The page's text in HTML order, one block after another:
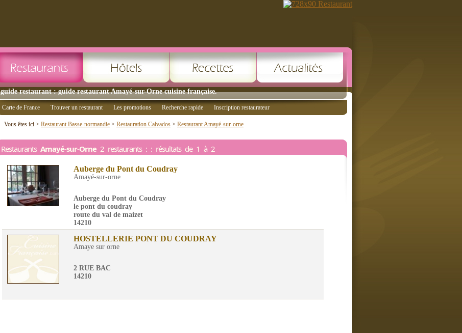
guide restaurant : guide restaurant Amayé-sur-Orne cuisine française.
Carte de France Trouver un restaurant Les promotions Recherche rapide Inscription restaurateur
Vous êtes ici > Restaurant Basse-normandie > Restauration Calvados > Restaurant Amayé-sur-orne
Restaurants Amayé-sur-Orne 2 restaurants : : résultats de 1 à 2
Auberge du Pont du Coudray
Amayé-sur-orne
Auberge du Pont du Coudray
le pont du coudray
route du val de maizet
14210
HOSTELLERIE PONT DU COUDRAY
Amaye sur orne
2 RUE BAC
14210